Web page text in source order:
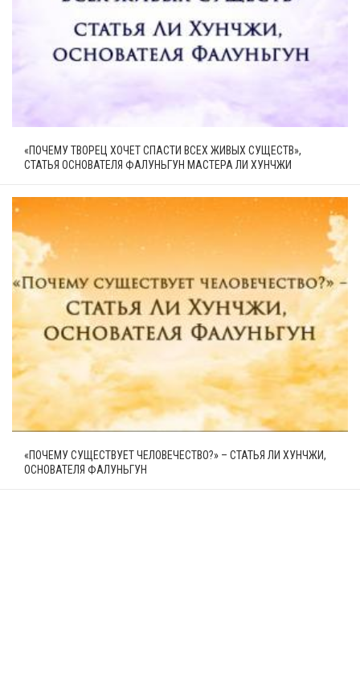
«ПОЧЕМУ ТВОРЕЦ ХОЧЕТ СПАСТИ ВСЕХ ЖИВЫХ СУЩЕСТВ»,
СТАТЬЯ ОСНОВАТЕЛЯ ФАЛУНЬГУН МАСТЕРА ЛИ ХУНЧЖИ
«ПОЧЕМУ СУЩЕСТВУЕТ ЧЕЛОВЕЧЕСТВО?» – СТАТЬЯ ЛИ ХУНЧЖИ,
ОСНОВАТЕЛЯ ФАЛУНЬГУН